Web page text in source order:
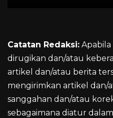
Catatan Redaksi: Apabila
dirugikan dan/atau
artikel dan/atau berita
mengirimkan artikel dan/
sanggahan dan/atau
sebagaimana diatur dalam